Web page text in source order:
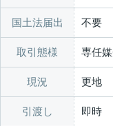
国土法届出 不要
取引態様 専任
現況 更地
引渡し 即時